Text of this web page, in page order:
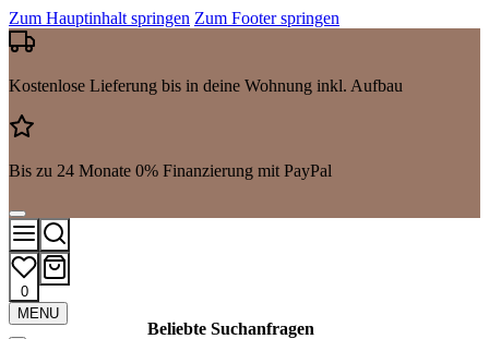
Zum Hauptinhalt springen Zum Footer springen
Kostenlose Lieferung bis in deine Wohnung inkl. Aufbau
Bis zu 24 Monate 0% Finanzierung mit PayPal
0
Beliebte Suchanfragen
Suchergebnisse
MENU